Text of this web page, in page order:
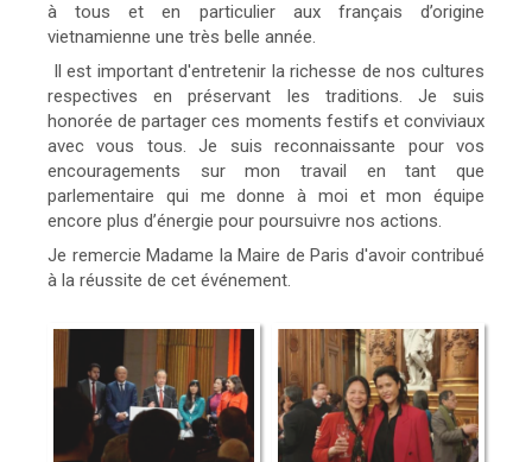
à tous et en particulier aux français d’origine
vietnamienne une très belle année.
Il est important d'entretenir la richesse de nos cultures
respectives en préservant les traditions. Je suis
honorée de partager ces moments festifs et conviviaux
avec vous tous. Je suis reconnaissante pour vos
encouragements sur mon travail en tant que
parlementaire qui me donne à moi et mon équipe
encore plus d’énergie pour poursuivre nos actions.
Je remercie Madame la Maire de Paris d'avoir contribué
à la réussite de cet événement.